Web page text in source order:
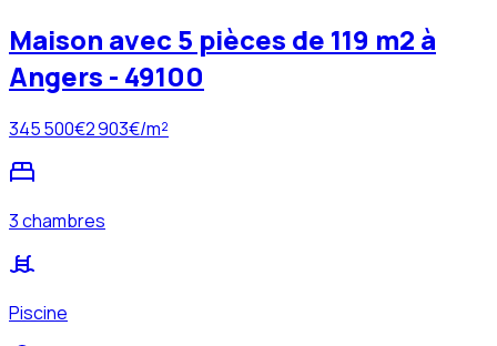
Maison avec 5 pièces de 119 m2 à
Angers - 49100
345 500€2 903€/m²
3 chambres
Piscine